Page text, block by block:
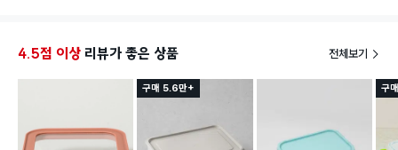
4.5점 이상 리뷰가 좋은 상품 전체보기
구매 5.6만+ 구